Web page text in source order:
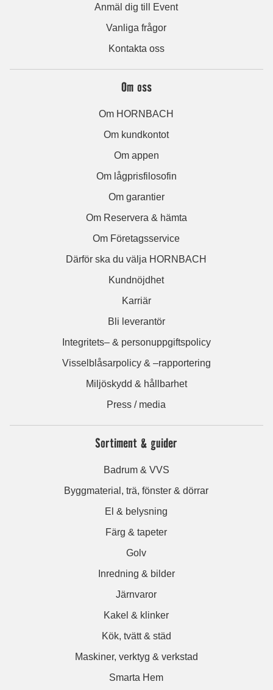
Anmäl dig till Event
Vanliga frågor
Kontakta oss
Om oss
Om HORNBACH
Om kundkontot
Om appen
Om lågprisfilosofin
Om garantier
Om Reservera & hämta
Om Företagsservice
Därför ska du välja HORNBACH
Kundnöjdhet
Karriär
Bli leverantör
Integritets– & personuppgiftspolicy
Visselblåsarpolicy & –rapportering
Miljöskydd & hållbarhet
Press / media
Sortiment & guider
Badrum & VVS
Byggmaterial, trä, fönster & dörrar
El & belysning
Färg & tapeter
Golv
Inredning & bilder
Järnvaror
Kakel & klinker
Kök, tvätt & städ
Maskiner, verktyg & verkstad
Smarta Hem